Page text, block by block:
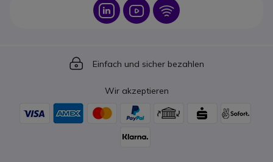
Icon Icon Icon
Icon
Einfach und sicher bezahlen
Wir akzeptieren